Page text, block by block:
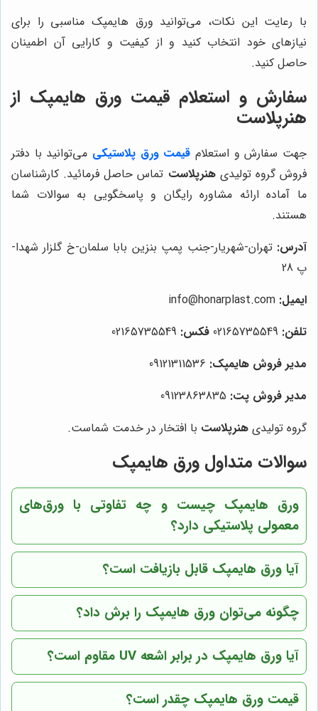
با رعایت این نکات، می‌توانید ورق هایمپک مناسبی را برای
نیازهای خود انتخاب کنید و از کیفیت و کارایی آن اطمینان
حاصل کنید.
سفارش و استعلام قیمت ورق هایمپک از
هنرپلاست
جهت سفارش و استعلام قیمت ورق پلاستیکی می‌توانید با دفتر
فروش گروه تولیدیهنرپلاست تماس حاصل فرمائید. کارشناسان
ما آماده ارائه مشاوره رایگان و پاسخگویی به سوالات شما
هستند.
آدرس: تهران-شهریار-جنب پمپ بنزین بابا سلمان-خ گلزار شهدا-
پ 28
ایمیل:
تلفن:
فکس:
مدیر فروش هایمپک:
مدیر فروش پت:
گروه تولیدی هنرپلاست با افتخار در خدمت شماست.
سوالات متداول ورق هایمپک
ورق هایمپک چیست و چه تفاوتی با ورق‌های
معمولی پلاستیکی دارد؟
آیا ورق هایمپک قابل بازیافت است؟
چگونه می‌توان ورق هایمپک را برش داد؟
آیا ورق هایمپک در برابر اشعه UV مقاوم است؟
قیمت ورق هایمپک چقدر است؟